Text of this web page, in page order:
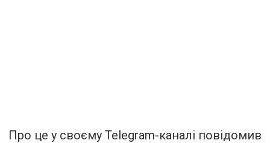
Про це у своєму Telegram-каналі повідомив